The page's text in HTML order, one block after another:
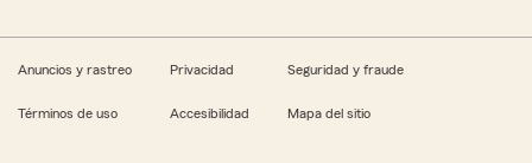
Anuncios y rastreo Privacidad Seguridad y fraude
Términos de uso Accesibilidad Mapa del sitio